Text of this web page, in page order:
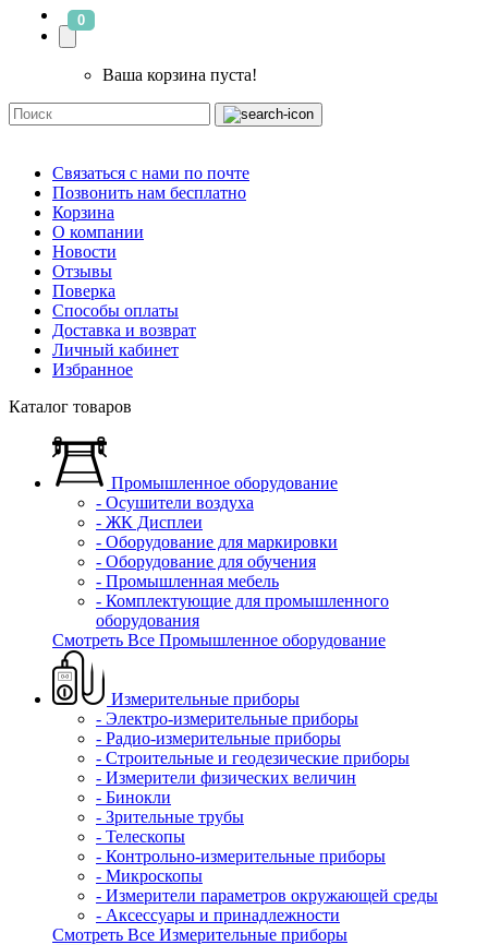
0
Ваша корзина пуста!
Связаться с нами по почте
Позвонить нам бесплатно
Корзина
О компании
Новости
Отзывы
Поверка
Способы оплаты
Доставка и возврат
Личный кабинет
Избранное
Каталог товаров
Промышленное оборудование
- Осушители воздуха
- ЖК Дисплеи
- Оборудование для маркировки
- Оборудование для обучения
- Промышленная мебель
- Комплектующие для промышленного
оборудования
Смотреть Все Промышленное оборудование
Измерительные приборы
- Электро-измерительные приборы
- Радио-измерительные приборы
- Строительные и геодезические приборы
- Измерители физических величин
- Бинокли
- Зрительные трубы
- Телескопы
- Контрольно-измерительные приборы
- Микроскопы
- Измерители параметров окружающей среды
- Аксессуары и принадлежности
Смотреть Все Измерительные приборы